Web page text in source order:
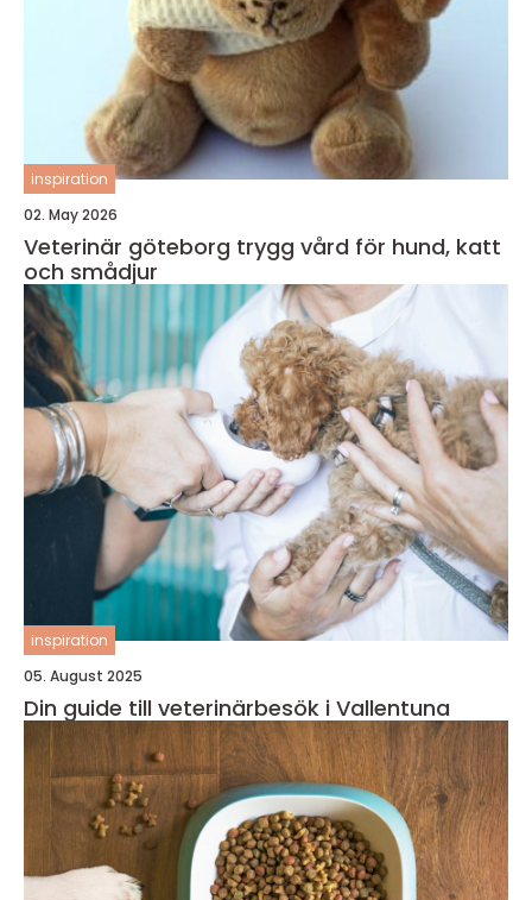
inspiration
02. May 2026
Veterinär göteborg trygg vård för hund, katt
och smådjur
inspiration
05. August 2025
Din guide till veterinärbesök i Vallentuna